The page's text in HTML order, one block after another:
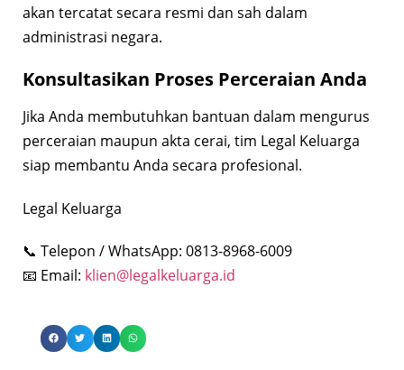
akan tercatat secara resmi dan sah dalam
administrasi negara.
Konsultasikan Proses Perceraian Anda
Jika Anda membutuhkan bantuan dalam mengurus
perceraian maupun akta cerai, tim Legal Keluarga
siap membantu Anda secara profesional.
Legal Keluarga
📞 Telepon / WhatsApp: 0813-8968-6009
📧 Email: klien@legalkeluarga.id